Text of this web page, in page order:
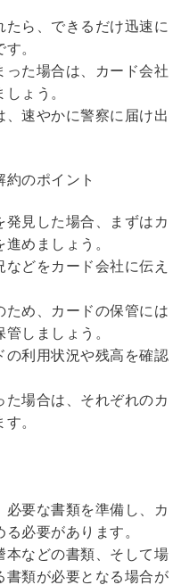
ら、できるだけ迅速に
。
た場合は、カード会社
ょう。
、速やかに警察に届け出
のポイント
見した場合、まずはカ
めましょう。
どをカード会社に伝え
ため、カードの保管には
しましょう。
の利用状況や残高を確認
た場合は、それぞれのカ
。
要な書類を準備し、カ
必要があります。
本などの書類、そして場
書類が必要となる場合が